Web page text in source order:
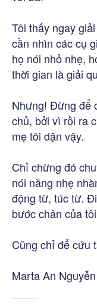
Tôi thấy ngay
cần nhìn các cụ
họ nói nhỏ nhẹ,
thời gian là giải
Nhưng! Đừng để
chủ, bởi vì rồi ra
mẹ tôi dặn vậy.
Chỉ chừng đó
nói năng nhẹ
động từ, túc từ.
bước chân của
Cũng chỉ để cứu
Marta An Nguyễn